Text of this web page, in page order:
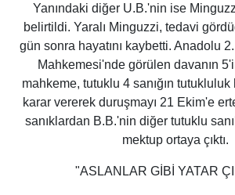
Yanındaki diğer U.B.'nin ise
belirtildi. Yaralı Minguzzi, tedavi
gün sonra hayatını kaybetti. Anadolu
Mahkemesi'nde görülen davanın
mahkeme, tutuklu 4 sanığın
karar vererek duruşmayı 21 Ekim'e
sanıklardan B.B.'nin diğer tutuklu
mektup ortaya çıktı.
"ASLANLAR GİBİ YATAR